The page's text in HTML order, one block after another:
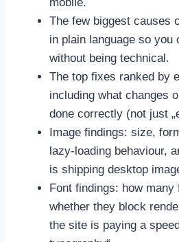
The few biggest causes
in plain language so you
without being technical.
The top fixes ranked by
including what changes
done correctly (not just
Image findings: size,
lazy-loading behaviour,
is shipping desktop
Font findings: how many
whether they block
the site is paying a